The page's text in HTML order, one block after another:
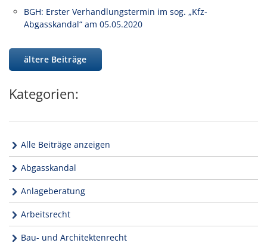
BGH: Erster Verhandlungstermin im sog. „Kfz-
Abgasskandal“ am 05.05.2020
ältere Beiträge
Kategorien:
Alle Beiträge anzeigen
Abgasskandal
Anlageberatung
Arbeitsrecht
Bau- und Architektenrecht